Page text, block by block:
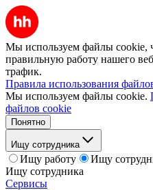
Мы используем файлы cookie,
правильную работу нашего
трафик.
Правила использования
Мы используем файлы cookie.
файлов cookie
Понятно
Ищу сотрудника
Ищу работу
Ищу
Ищу сотрудника
Сервисы